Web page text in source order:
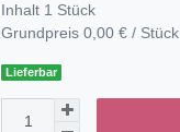
Inhalt 1 Stück
Grundpreis 0,00 € / Stück
Lieferbar